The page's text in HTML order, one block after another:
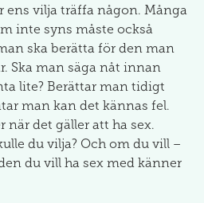
ens vilja träffa någon. Många
inte syns måste också
ska berätta för den man
Ska man säga nåt innan
lite? Berättar man tidigt
man kan det kännas fel.
när det gäller att ha sex.
du vilja? Och om du vill –
du vill ha sex med känner